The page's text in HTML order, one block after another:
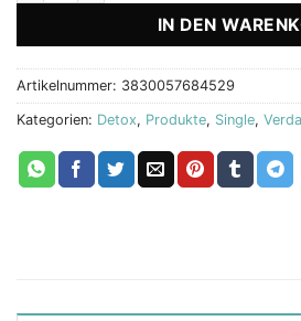
IN DEN
Artikelnummer: 3830057684529
Kategorien: Detox, Produkte, Single,